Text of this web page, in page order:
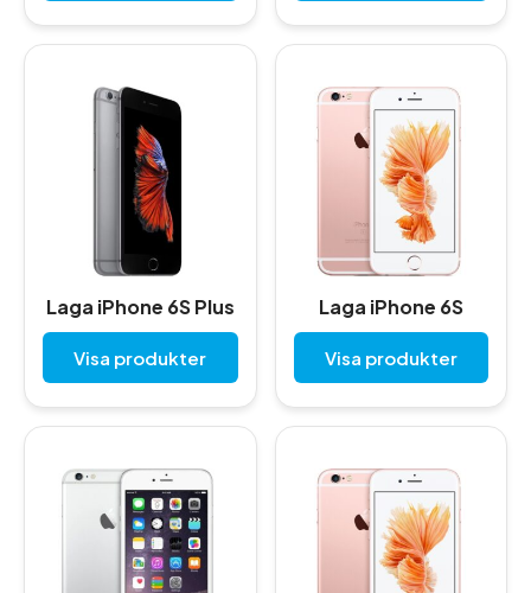
Laga iPhone 6S Plus
Visa produkter
Laga iPhone 6S
Visa produkter